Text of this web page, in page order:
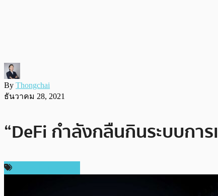
By Thongchai
ธันวาคม 28, 2021
“DeFi กำลังกลืนกินระบบกา